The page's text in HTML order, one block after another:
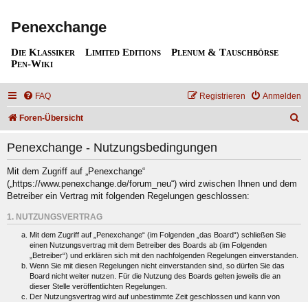
Penexchange
Die Klassiker Limited Editions
Plenum & Tauschbörse
Pen-Wiki
FAQ Anmelden
Registrieren
Foren-Übersicht
Penexchange - Nutzungsbedingungen
Mit dem Zugriff auf „Penexchange“
(„https://www.penexchange.de/forum_neu“) wird zwischen Ihnen und dem
Betreiber ein Vertrag mit folgenden Regelungen geschlossen:
1. NUTZUNGSVERTRAG
Mit dem Zugriff auf „Penexchange“ (im Folgenden „das Board“) schließen Sie
einen Nutzungsvertrag mit dem Betreiber des Boards ab (im Folgenden
„Betreiber“) und erklären sich mit den nachfolgenden Regelungen einverstanden.
Wenn Sie mit diesen Regelungen nicht einverstanden sind, so dürfen Sie das
Board nicht weiter nutzen. Für die Nutzung des Boards gelten jeweils die an
dieser Stelle veröffentlichten Regelungen.
Der Nutzungsvertrag wird auf unbestimmte Zeit geschlossen und kann von